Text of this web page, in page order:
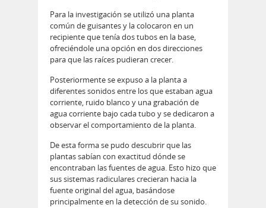
Para la investigación se utilizó una planta
común de guisantes y la colocaron en un
recipiente que tenía dos tubos en la base,
ofreciéndole una opción en dos direcciones
para que las raíces pudieran crecer.
Posteriormente se expuso a la planta a
diferentes sonidos entre los que estaban agua
corriente, ruido blanco y una grabación de
agua corriente bajo cada tubo y se dedicaron a
observar el comportamiento de la planta.
De esta forma se pudo descubrir que las
plantas sabían con exactitud dónde se
encontraban las fuentes de agua. Esto hizo que
sus sistemas radiculares crecieran hacia la
fuente original del agua, basándose
principalmente en la detección de su sonido.